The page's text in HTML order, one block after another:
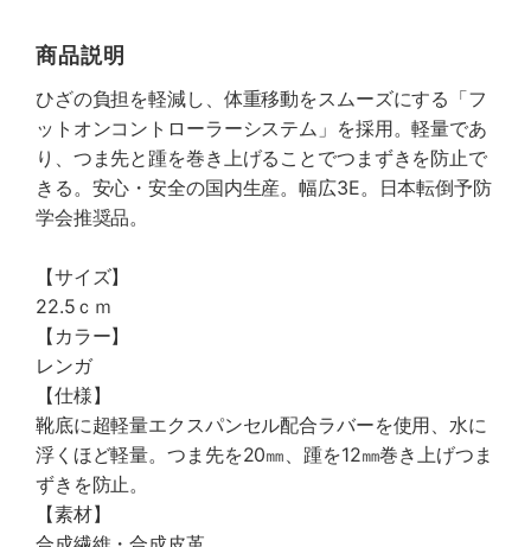
商品説明
ひざの負担を軽減し、体重移動をスムーズにする「フ
ットオンコントローラーシステム」を採用。軽量であ
り、つま先と踵を巻き上げることでつまずきを防止で
きる。安心・安全の国内生産。幅広3E。日本転倒予防
学会推奨品。
【サイズ】
22.5ｃｍ
【カラー】
レンガ
【仕様】
靴底に超軽量エクスパンセル配合ラバーを使用、水に
浮くほど軽量。つま先を20㎜、踵を12㎜巻き上げつま
ずきを防止。
【素材】